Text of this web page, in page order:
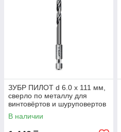
ЗУБР ПИЛОТ d 6.0 х 111 мм,
сверло по металлу для
винтовёртов и шуруповертов
IMPACT READY
Профессионал (29629-6
В наличии